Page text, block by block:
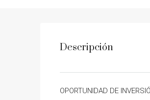
Descripción
OPORTUNIDAD DE